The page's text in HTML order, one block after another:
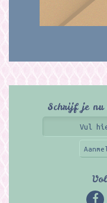
Schrijf je nu